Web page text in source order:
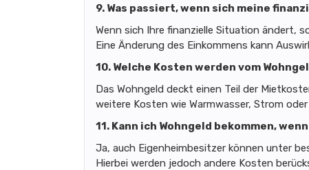
9. Was passiert, wenn sich meine
Wenn sich Ihre finanzielle Situation ändert,
Eine Änderung des Einkommens kann
10. Welche Kosten werden vom
Das Wohngeld deckt einen Teil der
weitere Kosten wie Warmwasser, Strom
11. Kann ich Wohngeld bekommen,
Ja, auch Eigenheimbesitzer können unter
Hierbei werden jedoch andere Kosten